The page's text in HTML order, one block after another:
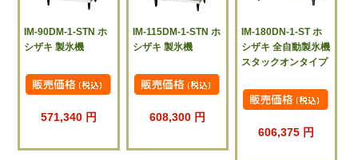
IM-90DM-1-STN ホ
シザキ 製氷機
571,340 円
IM-115DM-1-STN ホ
シザキ 製氷機
608,300 円
IM-180DN-1-ST ホ
シザキ 全自動製氷機
スタックオンタイプ
606,375 円